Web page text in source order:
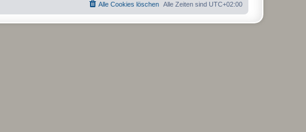
Alle Zeiten sind UTC+02:00
Alle Cookies löschen